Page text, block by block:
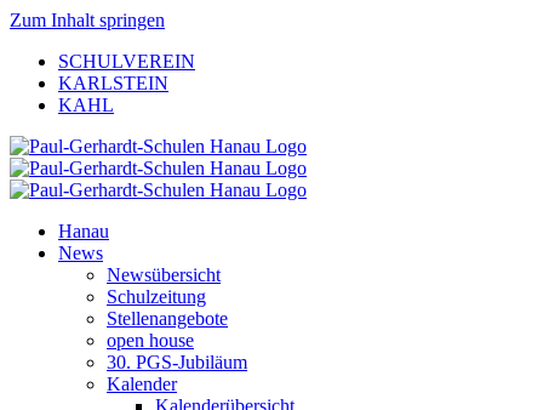
Zum Inhalt springen
SCHULVEREIN
KARLSTEIN
KAHL
Hanau
News
Newsübersicht
Schulzeitung
Stellenangebote
open house
30. PGS-Jubiläum
Kalender
Kalenderübersicht